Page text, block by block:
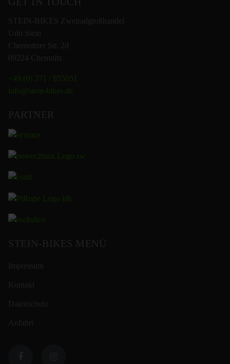
STEIN-BIKES Zweiradgroßhandel
Udo Stein
Chemnitzer Str. 2d
09224 Chemnitz
+49 (0) 371 / 855051
info@stein-bikes.de
PARTNER
STEIN-BIKES MENÜ